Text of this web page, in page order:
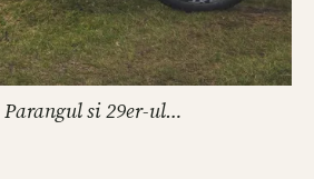
si 29er-ul…